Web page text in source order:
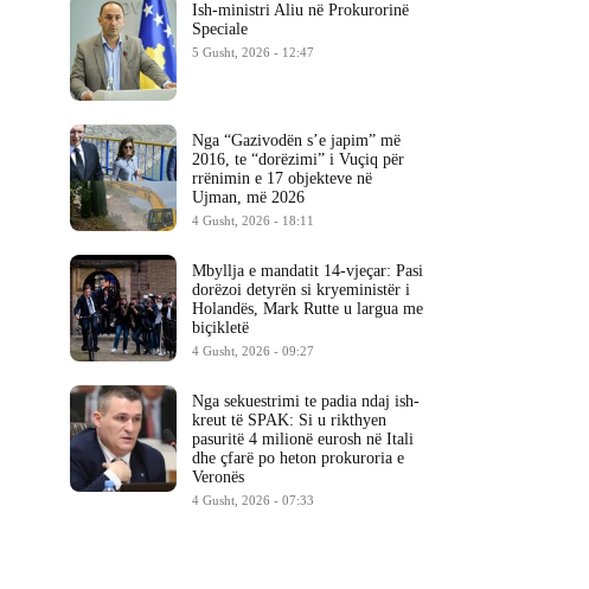
Ish-ministri ​Aliu në Prokurorinë
Speciale
5 Gusht, 2026 - 12:47
Nga “Gazivodën s’e japim” më
2016, te “dorëzimi” i Vuçiq për
rrënimin e 17 objekteve në
Ujman, më 2026
4 Gusht, 2026 - 18:11
Mbyllja e mandatit 14-vjeçar: Pasi
dorëzoi detyrën si kryeministër i
Holandës, Mark Rutte u largua me
biçikletë
4 Gusht, 2026 - 09:27
Nga sekuestrimi te padia ndaj ish-
kreut të SPAK: Si u rikthyen
pasuritë 4 milionë eurosh në Itali
dhe çfarë po heton prokuroria e
Veronës
4 Gusht, 2026 - 07:33